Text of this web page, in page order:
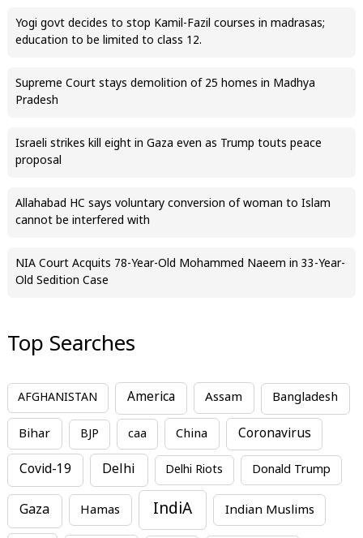
Yogi govt decides to stop Kamil-Fazil courses in madrasas;
education to be limited to class 12.
Supreme Court stays demolition of 25 homes in Madhya
Pradesh
Israeli strikes kill eight in Gaza even as Trump touts peace
proposal
Allahabad HC says voluntary conversion of woman to Islam
cannot be interfered with
NIA Court Acquits 78-Year-Old Mohammed Naeem in 33-Year-
Old Sedition Case
Top Searches
AFGHANISTAN America Assam Bangladesh
Bihar BJP caa China Coronavirus
Covid-19 Delhi Delhi Riots Donald Trump
Gaza Hamas IndiA Indian Muslims